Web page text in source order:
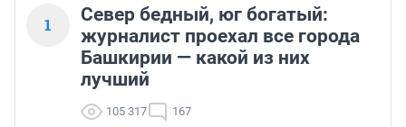
1
Север бедный, юг богатый:
журналист проехал все города
Башкирии — какой из них
лучший
105 317 167